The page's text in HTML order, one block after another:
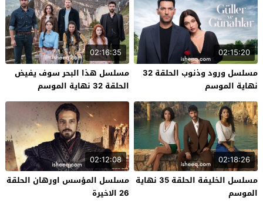
02:15:20
مسلسل ورود وذنوب الحلقة 32
نهاية الموسم
02:16:35
مسلسل هذا البحر سوف يفيض
الحلقة 32 نهاية الموسم
02:18:26
مسلسل الخليفة الحلقة 35 نهاية
الموسم
02:12:08
مسلسل المؤسس اورهان الحلقة
26 الاخيرة